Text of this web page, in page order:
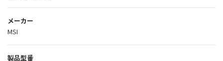
メーカー
MSI
製品型番